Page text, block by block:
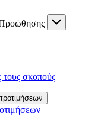
τους σκοπούς